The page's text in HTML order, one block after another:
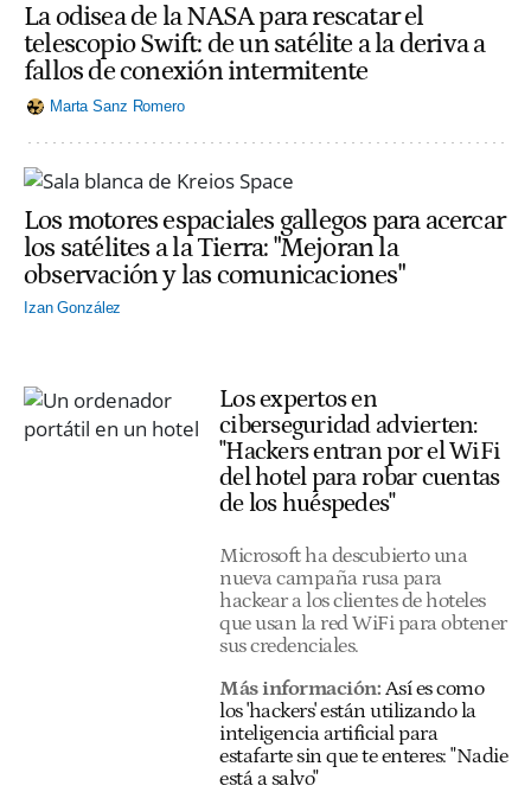
La odisea de la NASA para rescatar el
telescopio Swift: de un satélite a la deriva a
fallos de conexión intermitente
Marta Sanz Romero
Los motores espaciales gallegos para acercar
los satélites a la Tierra: "Mejoran la
observación y las comunicaciones"
Izan González
Los expertos en
ciberseguridad advierten:
"Hackers entran por el WiFi
del hotel para robar cuentas
de los huéspedes"
Microsoft ha descubierto una
nueva campaña rusa para
hackear a los clientes de hoteles
que usan la red WiFi para obtener
sus credenciales.
Más información: Así es como
los 'hackers' están utilizando la
inteligencia artificial para
estafarte sin que te enteres: "Nadie
está a salvo"